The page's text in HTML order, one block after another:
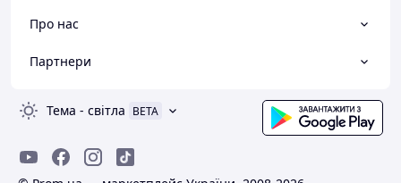
Про нас
Партнери
Тема - світла BETA